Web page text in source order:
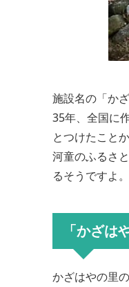
施設名の「か
35年、全国に
とつけたこと
河童のふるさ
るそうですよ。
「かざは
かざはやの里